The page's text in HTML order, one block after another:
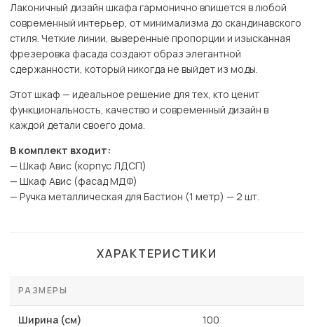
Лаконичный дизайн шкафа гармонично впишется в любой
современный интерьер, от минимализма до скандинавского
стиля. Четкие линии, выверенные пропорции и изысканная
фрезеровка фасада создают образ элегантной
сдержанности, который никогда не выйдет из моды.
Этот шкаф — идеальное решение для тех, кто ценит
функциональность, качество и современный дизайн в
каждой детали своего дома.
В комплект входит:
— Шкаф Авис (корпус ЛДСП)
— Шкаф Авис (фасад МДФ)
— Ручка металлическая для Бастион (1 метр) — 2 шт.
ХАРАКТЕРИСТИКИ
РАЗМЕРЫ
Ширина (см) 100